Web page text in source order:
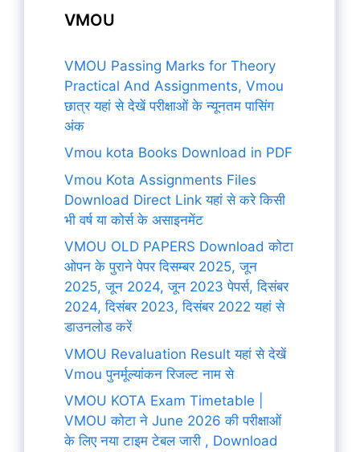
VMOU
VMOU Passing Marks for Theory
Practical And Assignments, Vmou
छात्र यहां से देखें परीक्षाओं के न्यूनतम पासिंग
अंक
Vmou kota Books Download in PDF
Vmou Kota Assignments Files
Download Direct Link यहां से करे किसी
भी वर्ष या कोर्स के असाइनमेंट
VMOU OLD PAPERS Download कोटा
ओपन के पुराने पेपर दिसम्बर 2025, जून
2025, जून 2024, जून 2023 पेपर्स, दिसंबर
2024, दिसंबर 2023, दिसंबर 2022 यहां से
डाउनलोड करें
VMOU Revaluation Result यहां से देखें
Vmou पुनर्मूल्यांकन रिजल्ट नाम से
VMOU KOTA Exam Timetable |
VMOU कोटा ने June 2026 की परीक्षाओं
के लिए नया टाइम टेबल जारी , Download